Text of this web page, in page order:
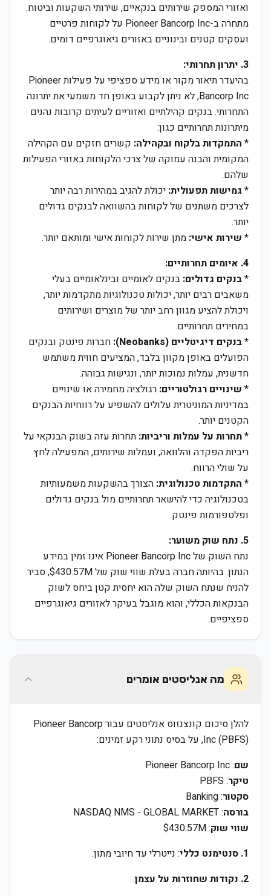
ואזורי המספק שירותים בנקאיים, שירותי השקעות וביטוח.
מתחרה ב-Pioneer Bancorp Inc על לקוחות פרטיים
ועסקים קטנים ובינוניים באזורים גיאוגרפיים דומים.
3. יתרון תחרותי:
בהיעדר תיאור מקור או מידע ספציפי על פעילות Pioneer
Bancorp Inc, לא ניתן לקבוע באופן חד משמעי את יתרונה
התחרותי. בנקים קהילתיים ואזוריים לעיתים קרובות נהנים
מיתרונות תחרותיים כגון:
* התמקדות בלקוח ובקהילה: קשרים חזקים עם הקהילה
המקומית והבנה עמוקה של צרכי הלקוחות באזורי הפעילות
שלהם.
* גמישות תפעולית: יכולת להגיב במהירות רבה יותר
לצרכים משתנים של לקוחות בהשוואה לבנקים גדולים
יותר.
* שירות אישי: מתן שירות לקוחות אישי ומותאם יותר.
4. איומים תחרותיים:
*בנקים גדולים: בנקים לאומיים ובינלאומיים בעלי
משאבים רבים יותר, יכולות טכנולוגיות מתקדמות יותר,
ויכולת להציע מגוון רחב יותר של מוצרים ושירותים
במחירים תחרותיים.
*בנקים דיגיטליים (Neobanks):
חברות פינטק ובנקים
הפועלים באופן מקוון בלבד, המציעים חווית משתמש
חדשנית, עמלות נמוכות יותר, ונגישות גבוהה.
* שינויים רגולטוריים: רגולציה מחמירה או שינויים
במדיניות המוניטרית עלולים להשפיע על רווחיות הבנקים
הקטנים יותר.
*תחרות על עמלות וריביות: תחרות עזה בשוק הבנקאי על
ריביות הפקדה והלוואה, ועמלות שירותים, המפעילה לחץ
על שולי הרווח.
* התקדמות טכנולוגית: הצורך בהשקעות משמעותיות
בטכנולוגיה כדי להישאר תחרותיים מול בנקים גדולים
ופלטפורמות פינטק.
5. נתח שוק משוער:
נתח השוק של Pioneer Bancorp Inc אינו זמין במידע
הנתון. בהיותה חברה בעלת שווי שוק של $430.57M, סביר
להניח שנתח השוק שלה הוא יחסית קטן ביחס לשוק
הבנקאות הכללי, והוא מוגבל בעיקר לאזורים גיאוגרפיים
ספציפיים.
מה אנליסטים אומרים
להלן סיכום קונצנזוס אנליסטים עבור Pioneer Bancorp
Inc (PBFS), על בסיס נתוני רקע זמינים:
שם: Pioneer Bancorp Inc
טיקר: PBFS
סקטור: Banking
בורסה: NASDAQ NMS - GLOBAL MARKET
שווי שוק: $430.57M
1. סנטימנט כללי
: נייטרלי עד חיובי מתון.
2. נקודות שחוזרות על עצמן
: